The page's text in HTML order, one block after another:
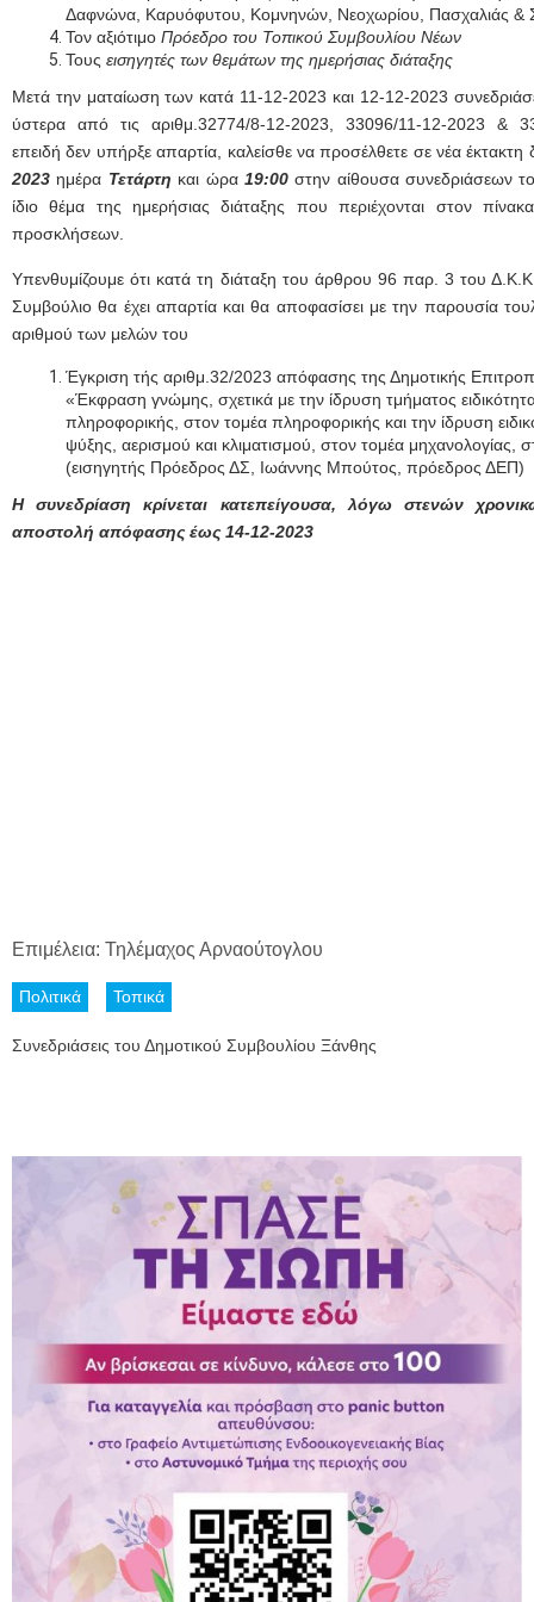
Δαφνώνα, Καρυόφυτου, Κομνηνών, Νεοχωρίου, Πασχαλιάς &
Τον αξιότιμο Πρόεδρο του Τοπικού Συμβουλίου Νέων
Τους εισηγητές των θεμάτων της ημερήσιας διάταξης
Μετά την ματαίωση των κατά 11-12-2023 και 12-12-2023
ύστερα από τις αριθμ.32774/8-12-2023, 33096/11-12-2023 &
επειδή δεν υπήρξε απαρτία, καλείσθε να προσέλθετε σε νέα
2023 ημέρα Τετάρτη και ώρα 19:00στην αίθουσα συνεδριάσεων
ίδιο θέμα της ημερήσιας διάταξης που περιέχονται στον
προσκλήσεων.
Υπενθυμίζουμε ότι κατά τη διάταξη του άρθρου 96 παρ. 3 του
Συμβούλιο θα έχει απαρτία και θα αποφασίσει με την παρουσία
αριθμού των μελών του
Έγκριση τής αριθμ.32/2023 απόφασης της Δημοτικής
«Έκφραση γνώμης, σχετικά με την ίδρυση τμήματος
πληροφορικής, στον τομέα πληροφορικής και την ίδρυση
ψύξης, αερισμού και κλιματισμού, στον τομέα μηχανολογίας,
(εισηγητής Πρόεδρος ΔΣ, Ιωάννης Μπούτος, πρόεδρος ΔΕΠ)
Η συνεδρίαση κρίνεται κατεπείγουσα, λόγω στενών
αποστολή απόφασης έως 14-12-2023
Επιμέλεια: Τηλέμαχος Αρναούτογλου
Πολιτικά Τοπικά
Συνεδριάσεις του Δημοτικού Συμβουλίου Ξάνθης